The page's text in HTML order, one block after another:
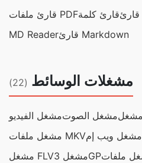
قارئ ملفات PDFقارئ كلمة
MD Reader
قارئ Markdown
مشغلات الوسائط (22)
مشغل الفيديومشغل الصوت
مشغل ملفات MKVمشغل ويب إم
مشغل FLV
مشغل 3GP